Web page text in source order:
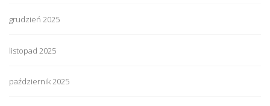
grudzień 2025
listopad 2025
październik 2025